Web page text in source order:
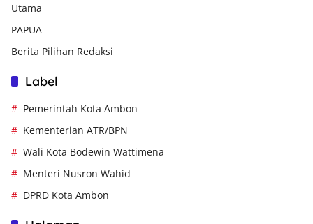
Utama
PAPUA
Berita Pilihan Redaksi
Label
Pemerintah Kota Ambon
Kementerian ATR/BPN
Wali Kota Bodewin Wattimena
Menteri Nusron Wahid
DPRD Kota Ambon